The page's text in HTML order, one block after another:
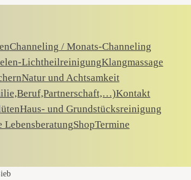
Channeling / Monats-Channeling
LichtheilreinigungKlangmassage
Natur und Achtsamkeit
Kontakt
Haus- und Grundstücksreinigung
LebensberatungShopTermine